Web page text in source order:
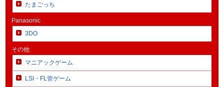
たまごっち
Panasonic
3DO
その他
マニアックゲーム
LSI・FL管ゲーム